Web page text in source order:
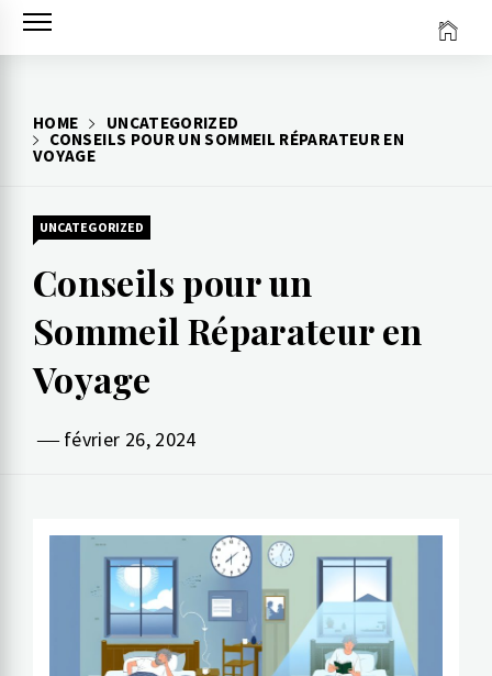
HOME
UNCATEGORIZED
CONSEILS POUR UN SOMMEIL RÉPARATEUR EN
VOYAGE
UNCATEGORIZED
Conseils pour un
Sommeil Réparateur en
Voyage
février 26, 2024